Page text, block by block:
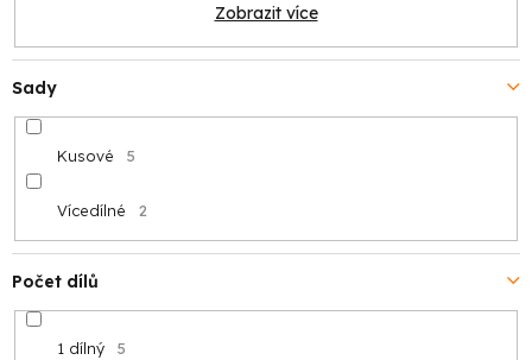
Zobrazit více
Sady
Kusové 5
Vícedílné 2
Počet dílů
1 dílný 5